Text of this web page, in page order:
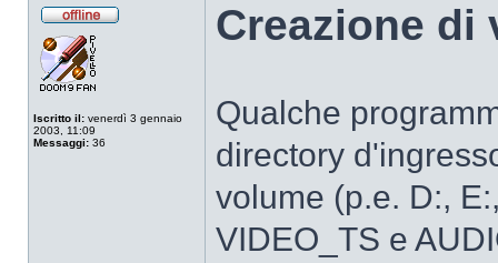
Iscritto il: venerdì 3 gennaio
2003, 11:09
Messaggi: 36
Creazione
Qualche
directory
volume (p.e. D:,
VIDEO_TS e